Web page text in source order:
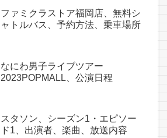
ファミクラストア福岡店、無料シ
ャトルバス、予約方法、乗車場所
なにわ男子ライブツアー
2023POPMALL、公演日程
スタソン、シーズン1・エピソー
ド1、出演者、楽曲、放送内容